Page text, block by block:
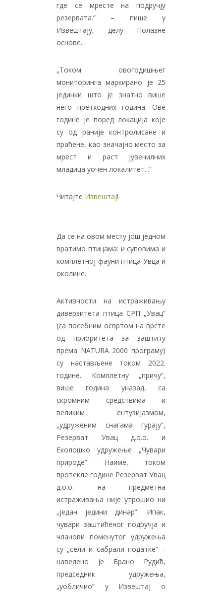
где се мресте на подручју
резервата.” – пише у
Извештају, делу Полазне
основе.
„Током овогодишњег
мониторинга маркирано је 25
јединки што је знатно више
него претходних година. Ове
године је поред локација које
су од раније контролисане и
праћене, као значајно место за
мрест и раст јувенилних
младица уочен локалитет...”
Читајте Извештај!
Да се на овом месту још једном
вратимо птицама: и суповима и
комплетној фауни птица Увца и
околине.
Активности на истраживању
диверзитета птица СРП „Увац”
(са посебним освртом на врсте
од приоритета за заштиту
према NATURA 2000 програму)
су настављене током 2022.
године. Комплетну „причу”,
више година уназад, са
скромним средствима и
великим ентузијазмом,
„удруженим снагама гурају”,
Резерват Увац д.о.о. и
Еколошко удружење „Чувари
природе”. Наиме, током
протекле године Резерват Увац
д.о.о. на предметна
истраживања није утрошио ни
„један једини динар”. Ипак,
чувари заштићеног подручја и
чланови поменутог удружења
су „сели и сабрали податке” –
наведено је Брано Рудић,
председник удружења,
„уобличио” у Извештај о